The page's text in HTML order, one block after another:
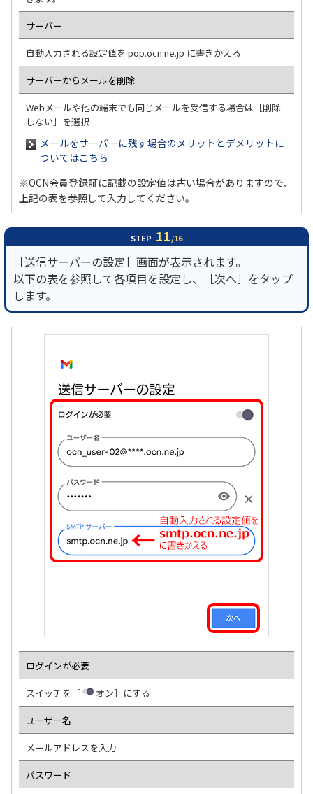
サーバー
自動入力される設定値を pop.ocn.ne.jp に書きかえる
サーバーからメールを削除
Webメールや他の端末でも同じメールを受信する場合は［削除
しない］を選択
メールをサーバーに残す場合のメリットとデメリットに
ついてはこちら
※OCN会員登録証に記載の設定値は古い場合がありますので、
上記の表を参照して入力してください。
STEP 11/16
［送信サーバーの設定］画面が表示されます。
以下の表を参照して各項目を設定し、［次へ］をタップ
します。
ログインが必要
スイッチを［ オン］にする
ユーザー名
メールアドレスを入力
パスワード